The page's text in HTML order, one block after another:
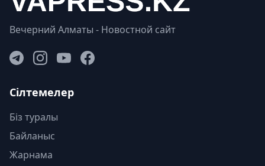
Вечерний Алматы - Новостной сайт
Сілтемелер
Біз туралы
Байланыс
Жарнама